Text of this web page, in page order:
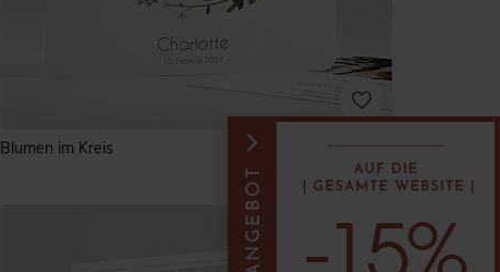
Blumen im Kreis